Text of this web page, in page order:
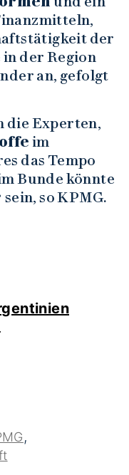
der
der Region
an, gefolgt
die Experten,
im
das Tempo
Bunde könnte
sein, so KPMG.
,